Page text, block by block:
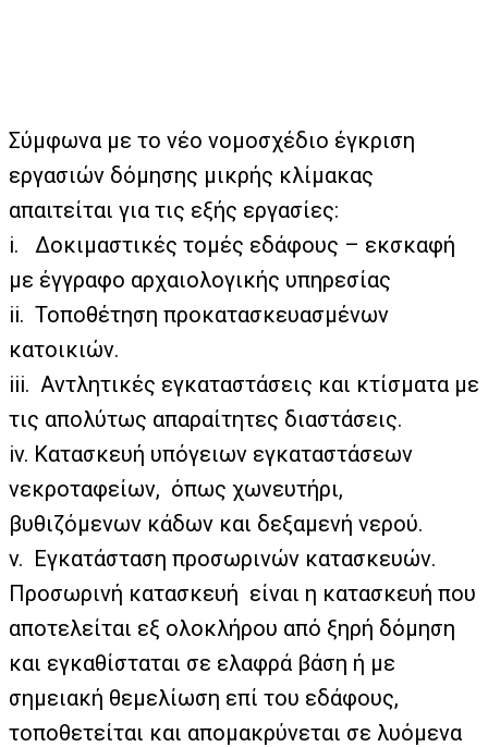
Σύμφωνα με το νέο νομοσχέδιο έγκριση
εργασιών δόμησης μικρής κλίμακας
απαιτείται για τις εξής εργασίες:
i. Δοκιμαστικές τομές εδάφους – εκσκαφή
με έγγραφο αρχαιολογικής υπηρεσίας
ii. Τοποθέτηση προκατασκευασμένων
κατοικιών.
iii. Αντλητικές εγκαταστάσεις και κτίσματα με
τις απολύτως απαραίτητες διαστάσεις.
iv. Κατασκευή υπόγειων εγκαταστάσεων
νεκροταφείων, όπως χωνευτήρι,
βυθιζόμενων κάδων και δεξαμενή νερού.
v. Εγκατάσταση προσωρινών κατασκευών.
Προσωρινή κατασκευή είναι η κατασκευή που
αποτελείται εξ ολοκλήρου από ξηρή δόμηση
και εγκαθίσταται σε ελαφρά βάση ή με
σημειακή θεμελίωση επί του εδάφους,
τοποθετείται και απομακρύνεται σε λυόμενα